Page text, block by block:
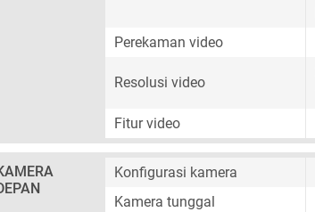
Perekaman video
Resolusi video
Fitur video
Konfigurasi kamera
Kamera tunggal